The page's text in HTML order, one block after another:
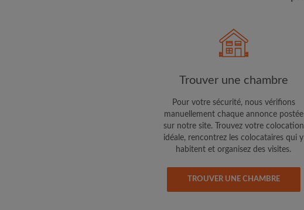
Trouver une chambre
Pour votre sécurité, nous vérifions
manuellement chaque annonce postée
sur notre site. Trouvez votre colocation
idéale, rencontrez les colocataires qui y
habitent et organisez des visites.
TROUVER UNE CHAMBRE